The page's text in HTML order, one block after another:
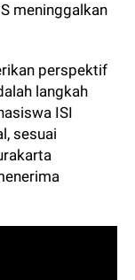
meninggalkan
perspektif
langkah
ISI
sesuai